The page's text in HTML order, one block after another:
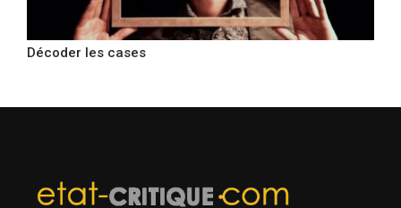
Décoder les cases